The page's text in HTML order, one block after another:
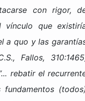
con rigor,
vínculo que
a quo y las
Fallos,
rebatir el